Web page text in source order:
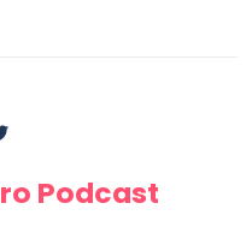
Podcast